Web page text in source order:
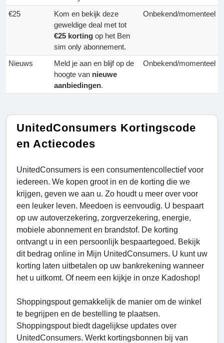
€25
Kom en bekijk deze
geweldige deal met tot
€25 korting op het Ben
sim only abonnement.
Onbekend/momenteel
Nieuws
Meld je aan en blijf op de
hoogte van nieuwe
aanbiedingen.
Onbekend/momenteel
UnitedConsumers Kortingscode
en Actiecodes
UnitedConsumers is een consumentencollectief voor
iedereen. We kopen groot in en de korting die we
krijgen, geven we aan u. Zo houdt u meer over voor
een leuker leven. Meedoen is eenvoudig. U bespaart
op uw autoverzekering, zorgverzekering, energie,
mobiele abonnement en brandstof. De korting
ontvangt u in een persoonlijk bespaartegoed. Bekijk
dit bedrag online in Mijn UnitedConsumers. U kunt uw
korting laten uitbetalen op uw bankrekening wanneer
het u uitkomt. Of neem een kijkje in onze Kadoshop!
Shoppingspout gemakkelijk de manier om de winkel
te begrijpen en de bestelling te plaatsen.
Shoppingspout biedt dagelijkse updates over
UnitedConsumers. Werkt kortingsbonnen bij van